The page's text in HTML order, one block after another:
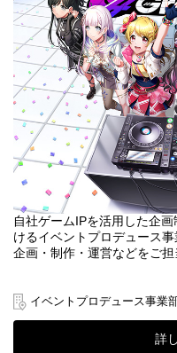
◆仕事のやりがい
・自分たちの版権、IPを広
・ゲーム、ファッションな
取り扱える
・担当したイベントが盛り
の声が聴ける
・著名なアーティスト、声
◆選考フロー
①書類選考 ※履歴書（顔写
年収必須
↓
②1次面接（現場リーダーク
↓
③最終面接（役員・部長クラ
↓
④内定・オファー面談
自社ゲームIPを活用した企
けるイベントプロデュース
企画・制作・運営などをご担
券、セット・公演内容の企
ント全般の進行管理をお任せ
将来のプロジェクトリーダ
イベントプロデュース事業
詳